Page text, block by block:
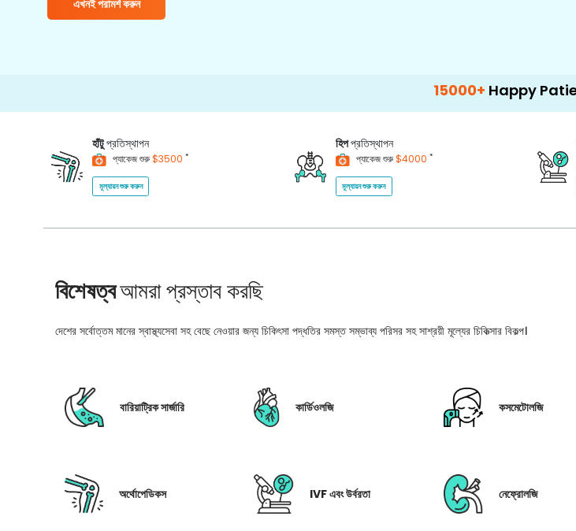
এখনই পরামর্শ করুন
Happy Patients
হাঁটুপ্রতিস্থাপন
প্যাকেজ শুরু$3500 *
মূল্যায়ন শুরু করুন
হিপপ্রতিস্থাপন
প্যাকেজ শুরু$4000 *
মূল্যায়ন শুরু করুন
বিশেষত্বআমরা প্রস্তাব করছি
দেশের সর্বোত্তম মানের স্বাস্থ্যসেবা সহ বেছে নেওয়ার জন্য চিকিৎসা পদ্ধতির সমস্ত সম্ভাব্য পরিসর সহ সাশ্রয়ী মূল্যের চিকিত্সার বিকল্প।
বারিয়াট্রিক সার্জারি কার্ডিওলজি কসমেটোলজি
অর্থোপেডিকস IVF এবং উর্বরতা নেফ্রোলজি